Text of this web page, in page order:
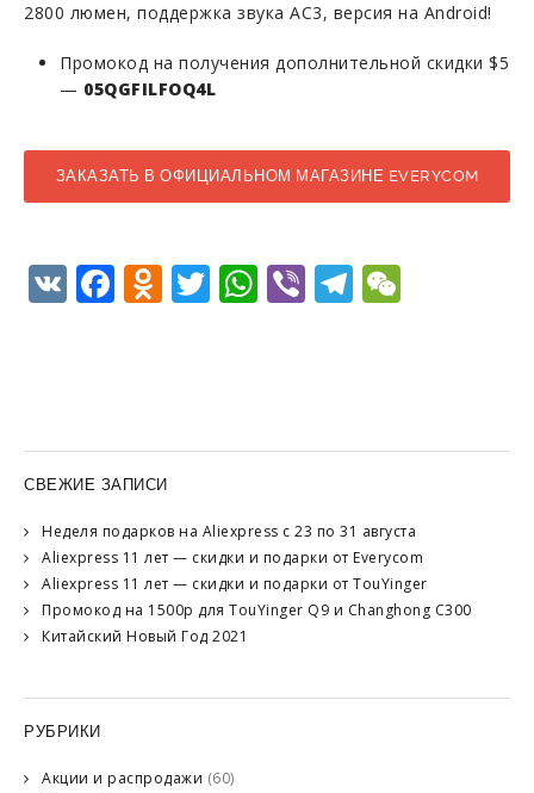
2800 люмен, поддержка звука AC3, версия на Android!
Промокод на получения дополнительной скидки $5
— 05QGFILFOQ4L
ЗАКАЗАТЬ В ОФИЦИАЛЬНОМ МАГАЗИНЕ EVERYCOM
VKFacebook
Odnoklassniki
Twitter
WhatsApp
ViberTelegram
СВЕЖИЕ ЗАПИСИ
Неделя подарков на Aliexpress с 23 по 31 августа
Aliexpress 11 лет — скидки и подарки от Everycom
Aliexpress 11 лет — скидки и подарки от TouYinger
Промокод на 1500р для TouYinger Q9 и Changhong C300
Китайский Новый Год 2021
РУБРИКИ
Акции и распродажи (60)